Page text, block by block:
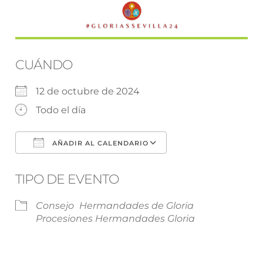
CUÁNDO
12 de octubre de 2024
Todo el día
AÑADIR AL CALENDARIO
TIPO DE EVENTO
Consejo Hermandades de Gloria
Procesiones Hermandades Gloria